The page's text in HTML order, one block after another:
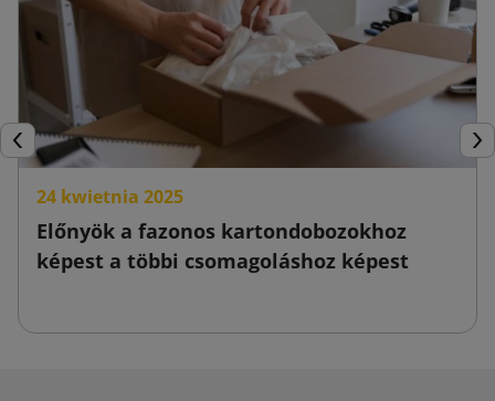
Előző
24 kwietnia 2025
Előnyök a fazonos kartondobozokhoz
képest a többi csomagoláshoz képest